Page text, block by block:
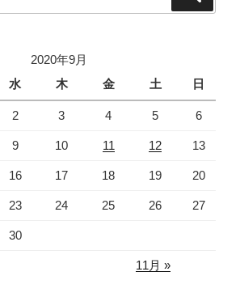
2020年9月
水 木 金 土 日
2 3 4 5 6
9 10 11 12 13
16 17 18 19 20
23 24 25 26 27
30
11月 »